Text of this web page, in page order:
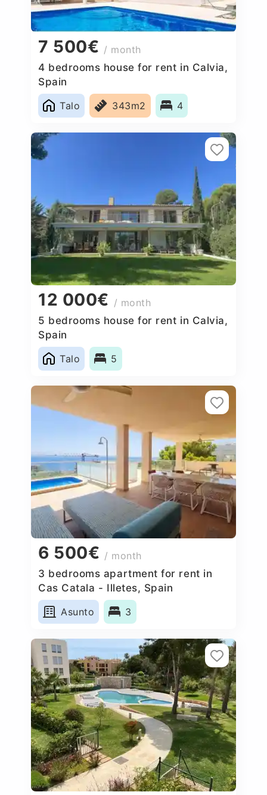
7 500€ / month
4 bedrooms house for rent in Calvia,
Spain
Talo
343m2 4
12 000€ / month
5 bedrooms house for rent in Calvia,
Spain
Talo
5
6 500€ / month
3 bedrooms apartment for rent in
Cas Catala - Illetes, Spain
Asunto
3